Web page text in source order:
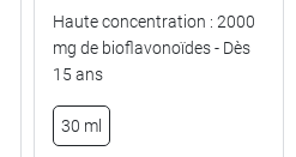
50 ml 6,49 €
100 ml
Haute concentration : 2000
mg de bioflavonoïdes - Dès
15 ans
30 ml